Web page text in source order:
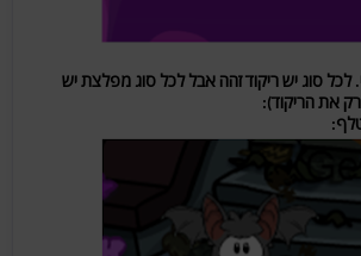
לכל סוג יש ריקוד זהה אבל לכל סוג מפלצת יש
את הריקוד):